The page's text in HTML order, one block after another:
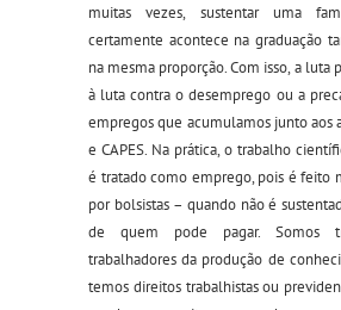
muitas vezes, sustentar uma
certamente acontece na graduação
na mesma proporção. Com isso, a luta
à luta contra o desemprego ou a
empregos que acumulamos junto aos
e CAPES. Na prática, o trabalho
é tratado como emprego, pois é feito
por bolsistas – quando não é
de quem pode pagar. Somos
trabalhadores da produção de
temos direitos trabalhistas ou